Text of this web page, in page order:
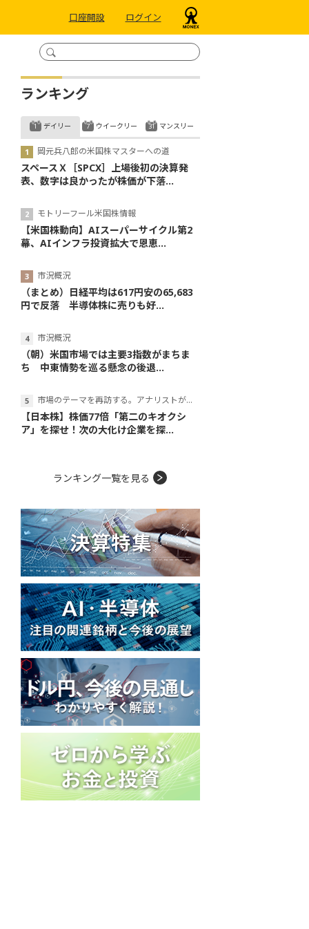
口座開設 ログイン
ランキング
デイリー
岡元兵八郎の米国株マスターへの道
スペースＸ［SPCX］上場後初の決算発
表、数字は良かったが株価が下落...
モトリーフール米国株情報
【米国株動向】AIスーパーサイクル第2
幕、AIインフラ投資拡大で恩恵...
市況概況
（まとめ）日経平均は617円安の65,683
円で反落 半導体株に売りも好...
市況概況
（朝）米国市場では主要3指数がまちま
ち 中東情勢を巡る懸念の後退...
市場のテーマを再訪する。アナリストが読み解くテーマの本質
【日本株】株価77倍「第二のキオクシ
ア」を探せ！次の大化け企業を探...
ウイークリー マンスリー
ランキング一覧を見る